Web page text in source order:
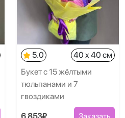
5.0
40 x 40 см
Букет с 15 жёлтыми
тюльпанами и 7
гвоздиками